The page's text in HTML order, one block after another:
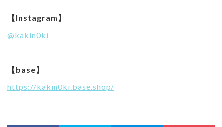
【Instagram】
@kakin0ki
【base】
https://kakin0ki.base.shop/